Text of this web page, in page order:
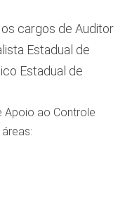
cargos de Auditor
Estadual de
Estadual de
Apoio ao Controle